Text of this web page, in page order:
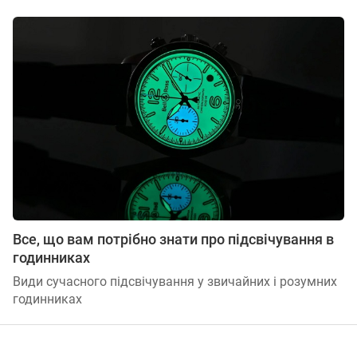
Все, що вам потрібно знати про підсвічування в
годинниках
Види сучасного підсвічування у звичайних і розумних
годинниках